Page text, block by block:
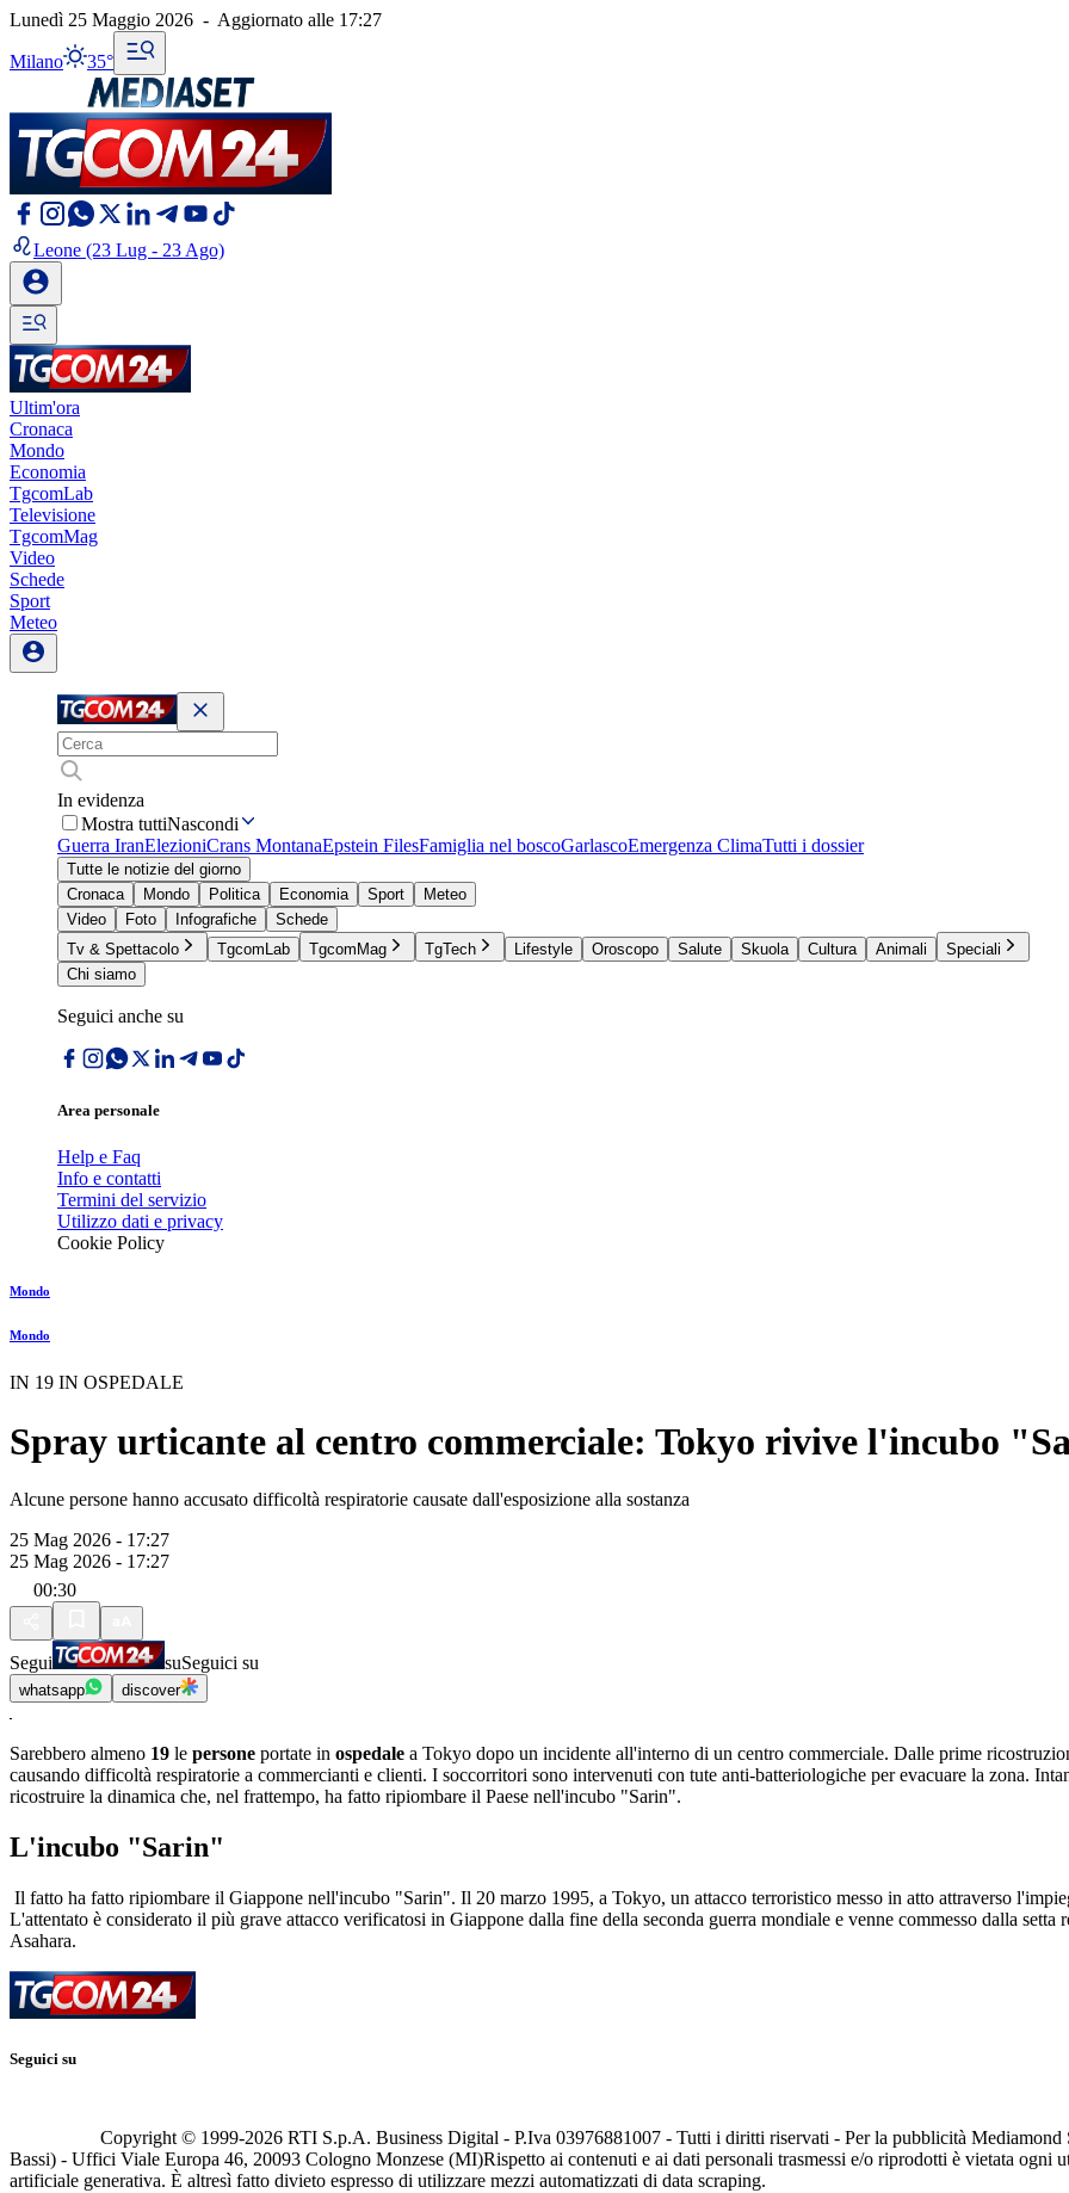
Lunedì 25 Maggio 2026 - Aggiornato alle 17:27
Milano 35°
Leone (23 Lug - 23 Ago)
Ultim'ora
Cronaca
Mondo
Economia
TgcomLab
Televisione
TgcomMag
Video
Schede
Sport
Meteo
In evidenza
Mostra tuttiNascondi
Guerra IranElezioniCrans MontanaEpstein FilesFamiglia nel boscoGarlascoEmergenza ClimaTutti i dossier
Tutte le notizie del giorno
Cronaca
Mondo Politica Economia Sport
Meteo
Video
Foto Infografiche
Schede
Tv & Spettacolo
TgcomLab TgcomMag TgTech Lifestyle Oroscopo Salute Skuola Cultura Animali
Speciali
Chi siamo
Seguici anche su
Area personale
Help e Faq
Info e contatti
Termini del servizio
Utilizzo dati e privacy
Cookie Policy
Mondo
Mondo
IN 19 IN OSPEDALE
Spray urticante al centro commerciale: Tokyo rivive l'incubo
Alcune persone hanno accusato difficoltà respiratorie causate dall'esposizione alla sostanza
25 Mag 2026 - 17:27
25 Mag 2026 - 17:27
00:30
Segui suSeguici su
whatsapp discover
Sarebbero almeno 19 le persone portate in ospedale a Tokyo dopo un incidente all'interno di un centro commerciale. Dalle prime
causando difficoltà respiratorie a commercianti e clienti. I soccorritori sono intervenuti con tute anti-batteriologiche per evacuare la zona.
ricostruire la dinamica che, nel frattempo, ha fatto ripiombare il Paese nell'incubo "Sarin".
L'incubo "Sarin"
Il fatto ha fatto ripiombare il Giappone nell'incubo "Sarin". Il 20 marzo 1995, a Tokyo, un attacco terroristico messo in atto attraverso
L'attentato è considerato il più grave attacco verificatosi in Giappone dalla fine della seconda guerra mondiale e venne commesso dalla
Asahara.
Seguici su
Copyright © 1999-2026 RTI S.p.A. Business Digital - P.Iva 03976881007 - Tutti i diritti riservati - Per la pubblicità
Bassi) - Uffici Viale Europa 46, 20093 Cologno Monzese (MI)Rispetto ai contenuti e ai dati personali trasmessi e/o riprodotti è vietata ogni
artificiale generativa. È altresì fatto divieto espresso di utilizzare mezzi automatizzati di data scraping.